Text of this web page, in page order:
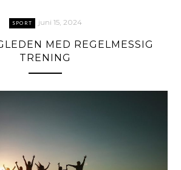
SPORT juni 15, 2024
MED REGELMESSIG
TRENING